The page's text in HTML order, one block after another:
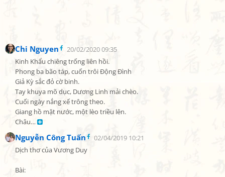
Chi Nguyen
20/02/2020 09:35
Kinh Khẩu chiêng trống liên hồi.
Phong ba bão táp, cuốn trôi Động Đình
Giả Kỳ sắc đỏ cờ binh.
Tay khuya mõ dục, Dương Linh mải chèo.
Cuối ngày nắng xế trông theo.
Giang hồ mặt nước, một lèo triều lên.
Châu…
Nguyễn Công Tuấn
02/04/2019 10:21
Dịch thơ của Vương Duy
Bài: